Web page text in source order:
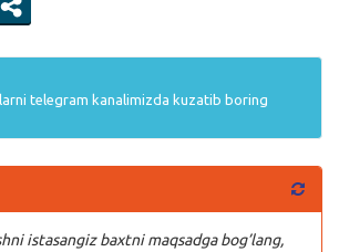
telegram kanalimizda kuzatib boring
istasangiz baxtni maqsadga bog’lang,